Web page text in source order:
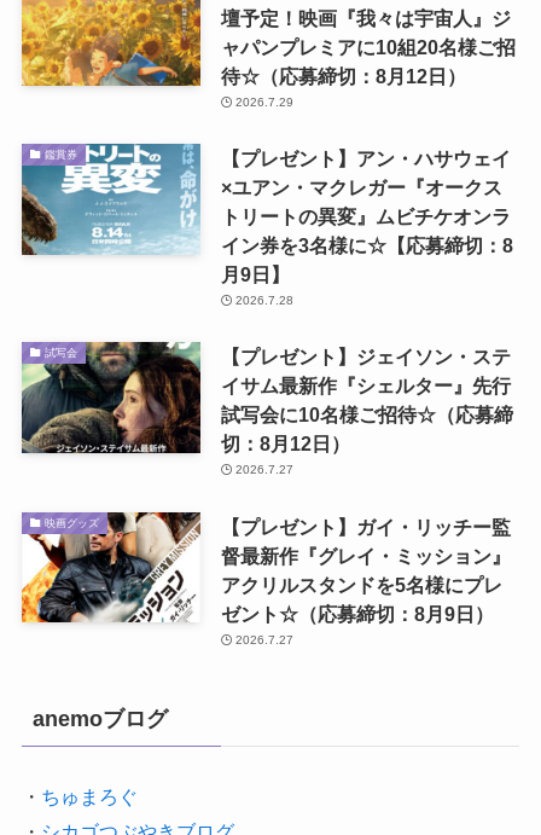
壇予定！映画『我々は宇宙人』ジ
ャパンプレミアに10組20名様ご招
待☆（応募締切：8月12日）
2026.7.29
鑑賞券
【プレゼント】アン・ハサウェイ
×ユアン・マクレガー『オークス
トリートの異変』ムビチケオンラ
イン券を3名様に☆【応募締切：8
月9日】
2026.7.28
試写会
【プレゼント】ジェイソン・ステ
イサム最新作『シェルター』先行
試写会に10名様ご招待☆（応募締
切：8月12日）
2026.7.27
映画グッズ
【プレゼント】ガイ・リッチー監
督最新作『グレイ・ミッション』
アクリルスタンドを5名様にプレ
ゼント☆（応募締切：8月9日）
2026.7.27
anemoブログ
・ ちゅまろぐ